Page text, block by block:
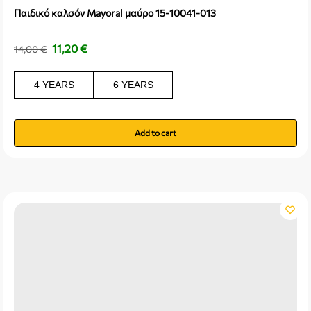
Παιδικό καλσόν Mayoral μαύρο 15-10041-013
14,00€ 11,20€
4 YEARS 6 YEARS
Add to cart